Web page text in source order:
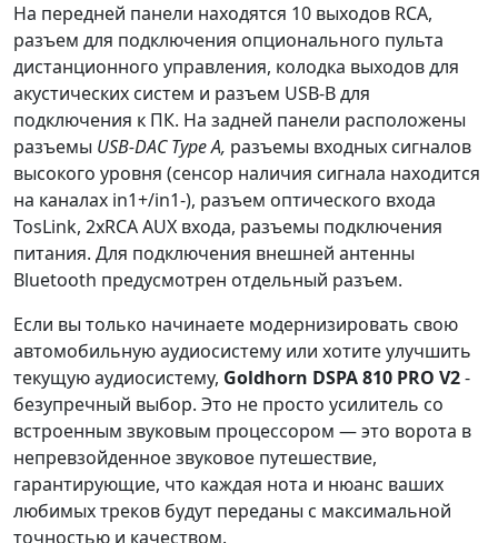
На передней панели находятся 10 выходов RCA,
разъем для подключения опционального пульта
дистанционного управления, колодка выходов для
акустических систем и разъем USB-B для
подключения к ПК. На задней панели расположены
разъемы USB-DAC Type A, разъемы входных сигналов
высокого уровня (сенсор наличия сигнала находится
на каналах in1+/in1-), разъем оптического входа
TosLink, 2xRCA AUX входа, разъемы подключения
питания. Для подключения внешней антенны
Bluetooth предусмотрен отдельный разъем.
Если вы только начинаете модернизировать свою
автомобильную аудиосистему или хотите улучшить
текущую аудиосистему, Goldhorn DSPA 810 PRO V2-
безупречный выбор. Это не просто усилитель со
встроенным звуковым процессором — это ворота в
непревзойденное звуковое путешествие,
гарантирующие, что каждая нота и нюанс ваших
любимых треков будут переданы с максимальной
точностью и качеством.